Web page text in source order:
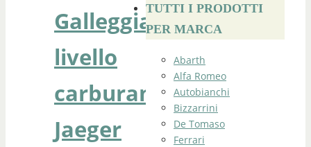
Galleggiante
livello
carburante
Jaeger
TUTTI I PRODOTTI
PER MARCA
Abarth
Alfa Romeo
Autobianchi
Bizzarrini
De Tomaso
Ferrari